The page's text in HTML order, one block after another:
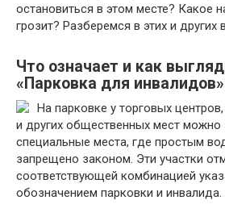
остановиться в этом месте? Какое
грозит? Разберемся в этих и других
Что означает и как
«Парковка для
На парковке у торговых
и других общественных мест можно
специальные места, где простым
запрещено законом. Эти участки
соответствующей комбинацией
обозначением парковки и инвалида.